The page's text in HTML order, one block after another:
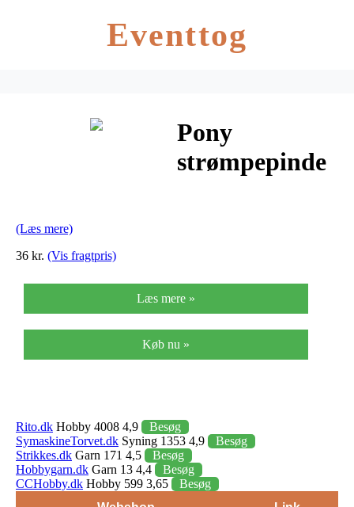
Eventtog
Pony
strømpepinde
(Læs mere)
36 kr. (Vis fragtpris)
Læs mere »
Køb nu »
Rito.dk Hobby 4008 4,9
Besøg
SymaskineTorvet.dk Syning 1353 4,9
Besøg
Strikkes.dk Garn 171 4,5
Besøg
Hobbygarn.dk Garn 13 4,4
Besøg
CCHobby.dk Hobby 599 3,65
Besøg